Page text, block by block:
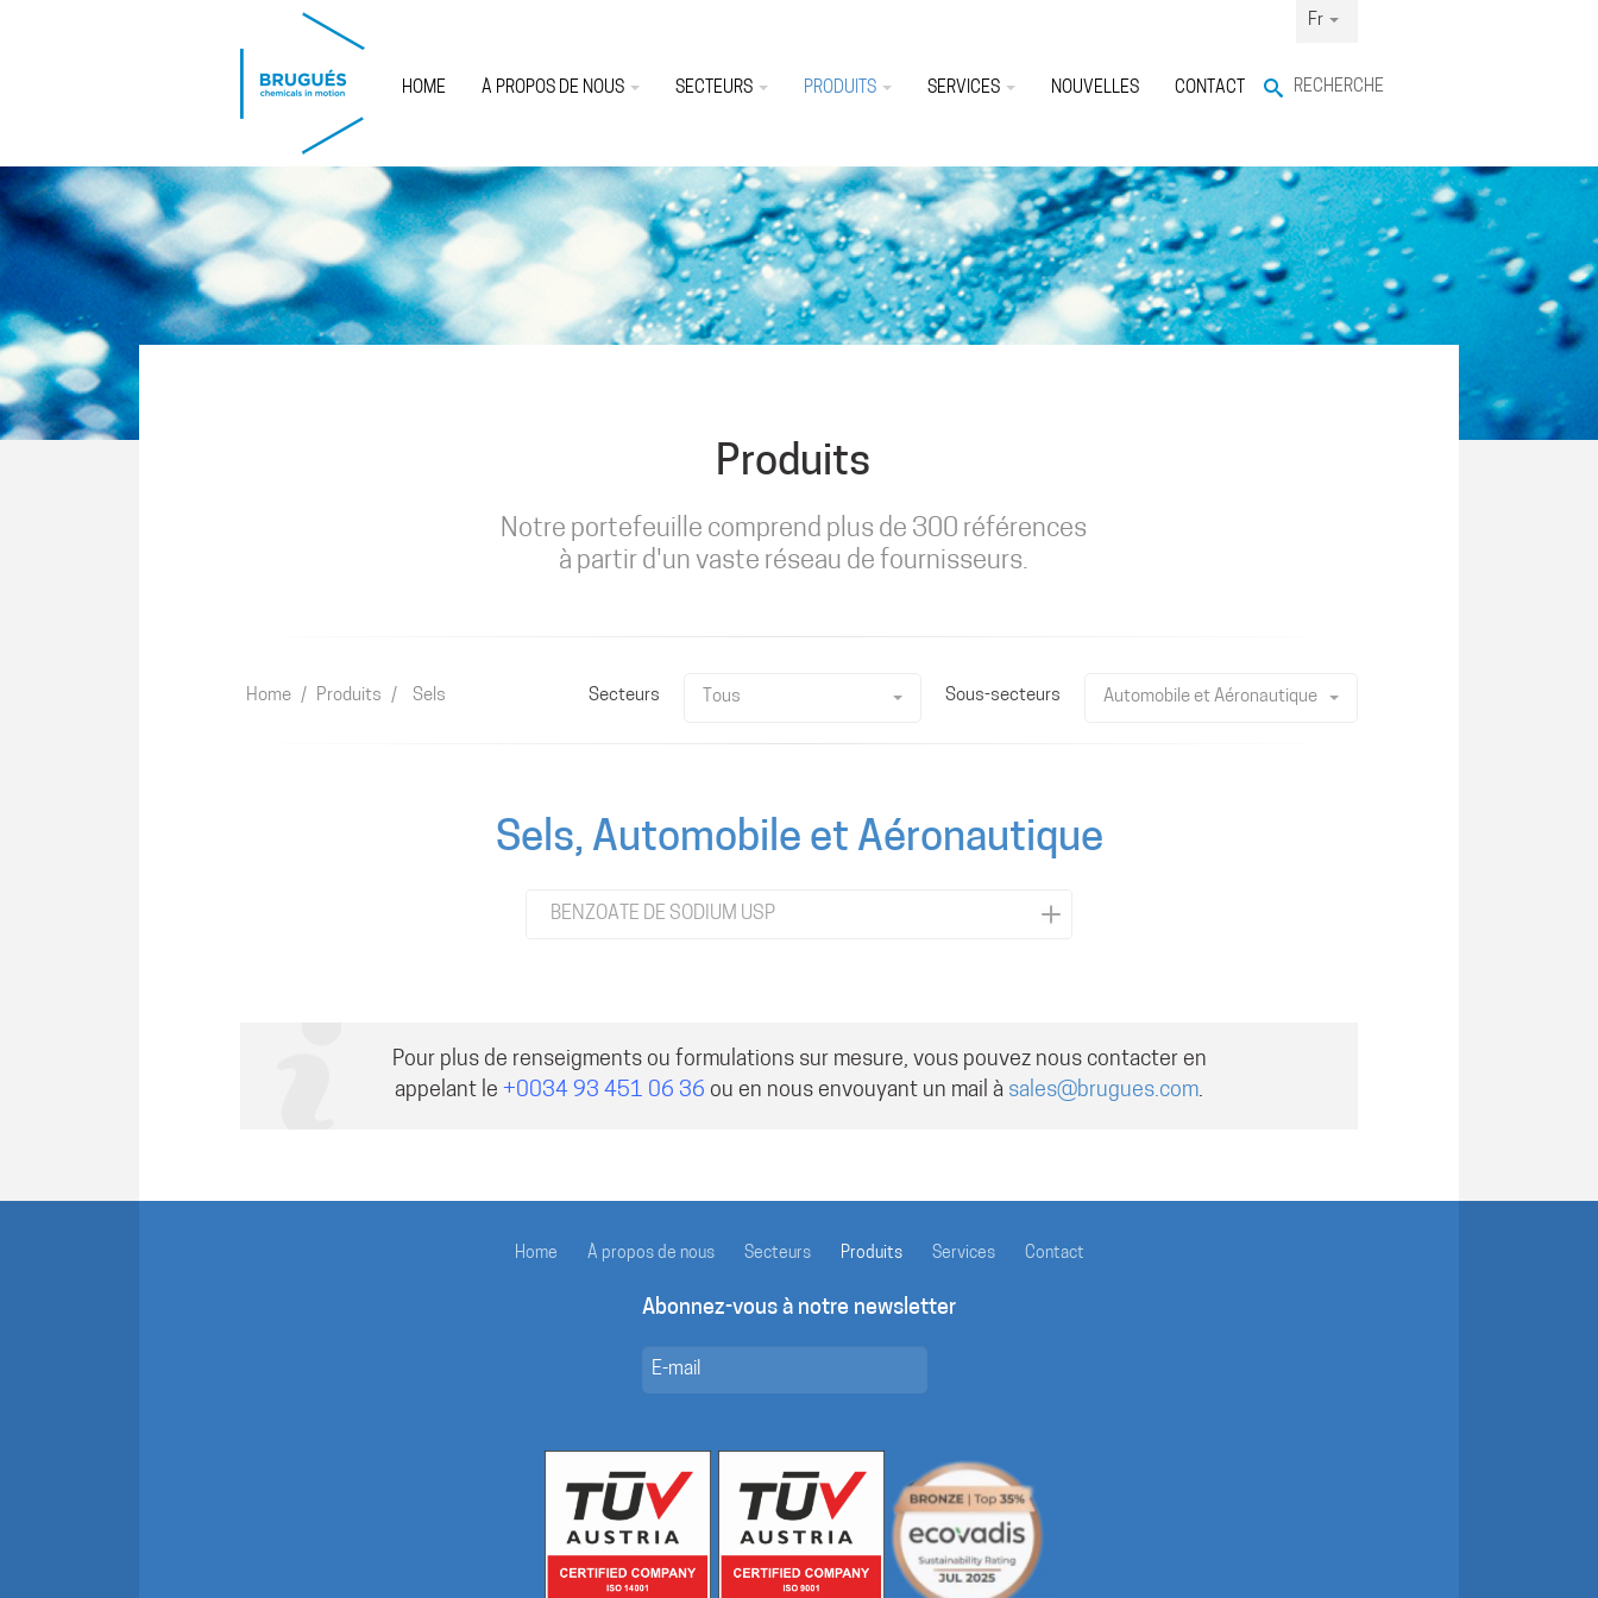
Fr
RECHERCHE
HOME À PROPOS DE NOUS SECTEURS PRODUITS SERVICES NOUVELLES CONTACT
Produits
Notre portefeuille comprend plus de 300 références
à partir d'un vaste réseau de fournisseurs.
Home / Produits / Sels Secteurs Tous Sous-secteurs Automobile et Aéronautique
Sels, Automobile et Aéronautique
BENZOATE DE SODIUM USP
Pour plus de renseigments ou formulations sur mesure, vous pouvez nous contacter en
appelant le +0034 93 451 06 36 ou en nous envouyant un mail à sales@brugues.com.
Home À propos de nous Secteurs Produits Services Contact
Abonnez-vous à notre newsletter